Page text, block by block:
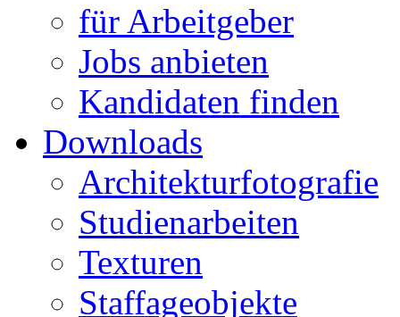
für Arbeitgeber
Jobs anbieten
Kandidaten finden
Downloads
Architekturfotografie
Studienarbeiten
Texturen
Staffageobjekte